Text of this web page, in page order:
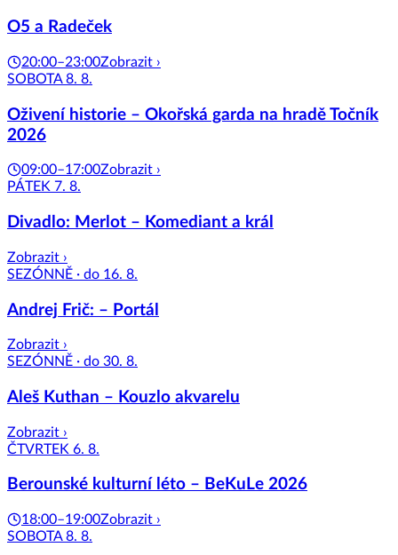
O5 a Radeček
20:00–23:00Zobrazit ›
SOBOTA 8. 8.
Oživení historie – Okořská garda na hradě Točník
2026
09:00–17:00Zobrazit ›
PÁTEK 7. 8.
Divadlo: Merlot – Komediant a král
Zobrazit ›
SEZÓNNĚ · do 16. 8.
Andrej Frič: – Portál
Zobrazit ›
SEZÓNNĚ · do 30. 8.
Aleš Kuthan – Kouzlo akvarelu
Zobrazit ›
ČTVRTEK 6. 8.
Berounské kulturní léto – BeKuLe 2026
18:00–19:00Zobrazit ›
SOBOTA 8. 8.